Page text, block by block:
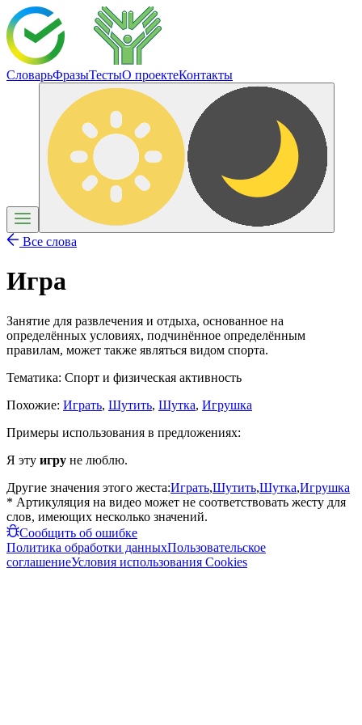
СловарьФразыТестыО проектеКонтакты
Все слова
Игра
Занятие для развлечения и отдыха, основанное на
определённых условиях, подчинённое определённым
правилам, может также являться видом спорта.
Тематика: Спорт и физическая активность
Похожие: Играть, Шутить, Шутка, Игрушка
Примеры использования в предложениях:
Я эту игру не люблю.
Другие значения этого жеста:Играть,Шутить,Шутка,Игрушка
* Артикуляция на видео может не соответствовать жесту для
слов, имеющих несколько значений.
Сообщить об ошибке
Политика обработки данныхПользовательское
соглашениеУсловия использования Cookies